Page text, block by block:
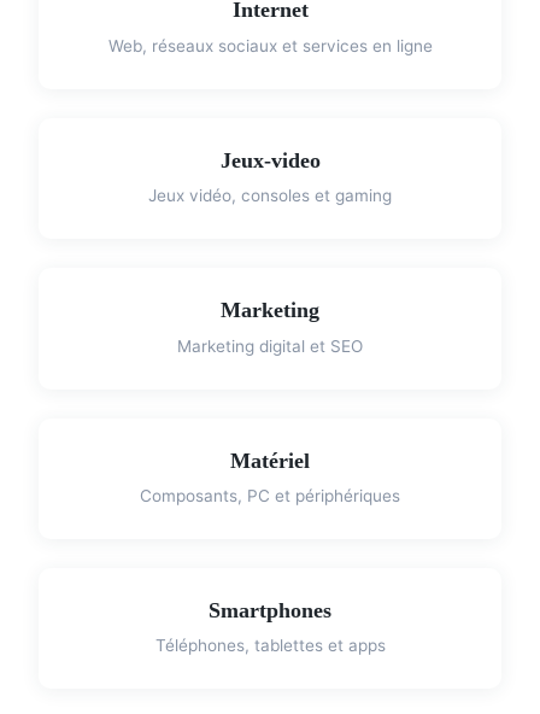
Internet
Web, réseaux sociaux et services en ligne
Jeux-video
Jeux vidéo, consoles et gaming
Marketing
Marketing digital et SEO
Matériel
Composants, PC et périphériques
Smartphones
Téléphones, tablettes et apps